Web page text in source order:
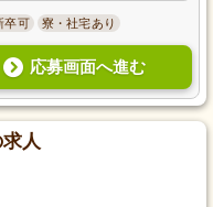
卒可 寮・社宅あり
応募画面へ進む
人